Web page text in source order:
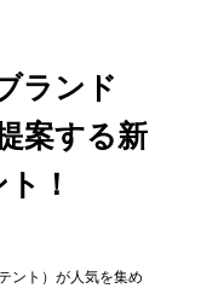
ランド
案する新
！
ント）が人気を集め